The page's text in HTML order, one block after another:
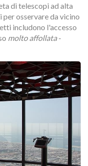
di telescopi ad alta
per osservare da vicino
includono l'accesso
molto affollata-